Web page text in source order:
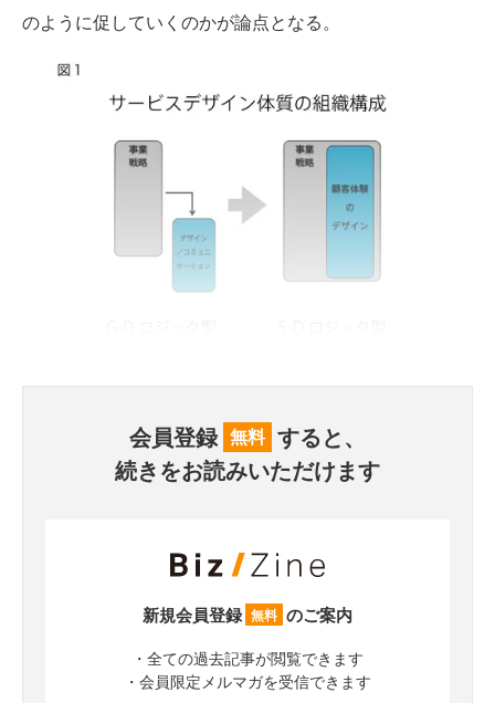
のように促していくのかが論点となる。
会員登録 無料 すると、
続きをお読みいただけます
新規会員登録 無料 のご案内
・全ての過去記事が閲覧できます
・会員限定メルマガを受信できます